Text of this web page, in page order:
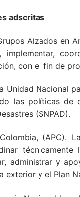
adscritas
Alzados en
con el fin de
Unidad Nacional
las políticas
(SNPAD).
(APC).
administrar y
y el Plan